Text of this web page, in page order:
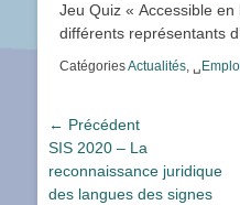
Jeu Quiz « Accessible
différents représentants
CatégoriesActualités, ␣
Navigation
de
l’article
← Précédent
Article
précédent :
SIS 2020 – La
reconnaissance juridique
des langues des signes